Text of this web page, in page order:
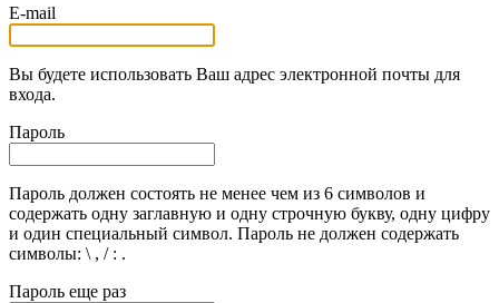
E-mail
Вы будете использовать Ваш адрес электронной почты для
входа.
Пароль
Пароль должен состоять не менее чем из 6 символов и
содержать одну заглавную и одну строчную букву, одну цифру
и один специальный символ. Пароль не должен содержать
символы: \ , / : .
Пароль еще раз